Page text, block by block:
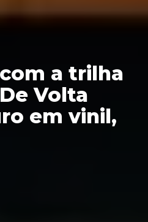
a trilha
Volta
em vinil,